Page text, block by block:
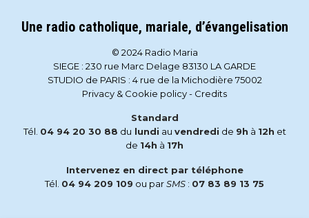
Une radio catholique, mariale, d’évangelisation
© 2024 Radio Maria
SIEGE : 230 rue Marc Delage 83130 LA GARDE
STUDIO de PARIS : 4 rue de la Michodière 75002
Privacy & Cookie policy- Credits
Standard
Tél. 04 94 20 30 88 du lundi au vendredi de 9h à 12h et
de 14h à 17h
Intervenez en direct par téléphone
Tél. 04 94 209 109 ou parSMS : 07 83 89 13 75